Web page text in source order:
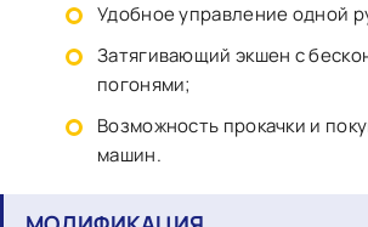
Удобное управление одной
Затягивающий экшен с
погонями;
Возможность прокачки и
машин.